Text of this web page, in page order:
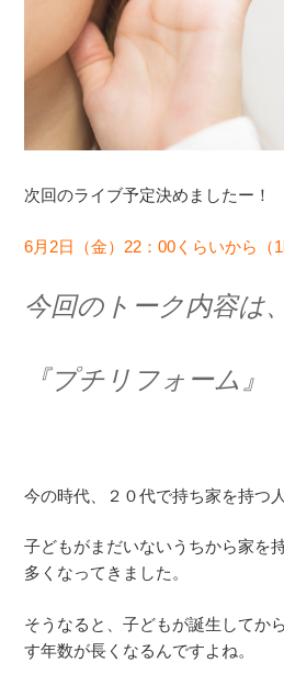
次回のライブ予定決めましたー！
6月2日（金）22：00くらいから（1
今回のトーク内容は
『プチリフォーム』
今の時代、２０代で持ち家を持つ
子どもがまだいないうちから家を
多くなってきました。
そうなると、子どもが誕生してか
す年数が長くなるんですよね。